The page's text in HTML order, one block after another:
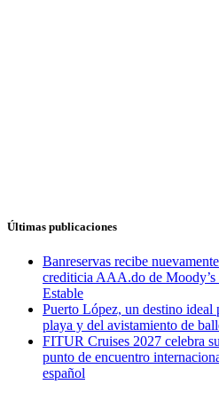
Últimas publicaciones
Banreservas recibe
crediticia AAA.do de
Estable
Puerto López, un destino ideal
playa y del avistamiento de
FITUR Cruises 2027 celebra
punto de encuentro
español